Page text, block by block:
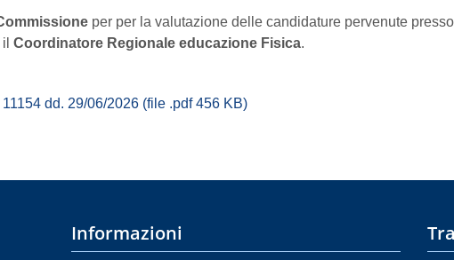
per per la valutazione delle candidature pervenute presso
Coordinatore Regionale educazione Fisica.
dd. 29/06/2026 (file .pdf 456 KB)
Informazioni